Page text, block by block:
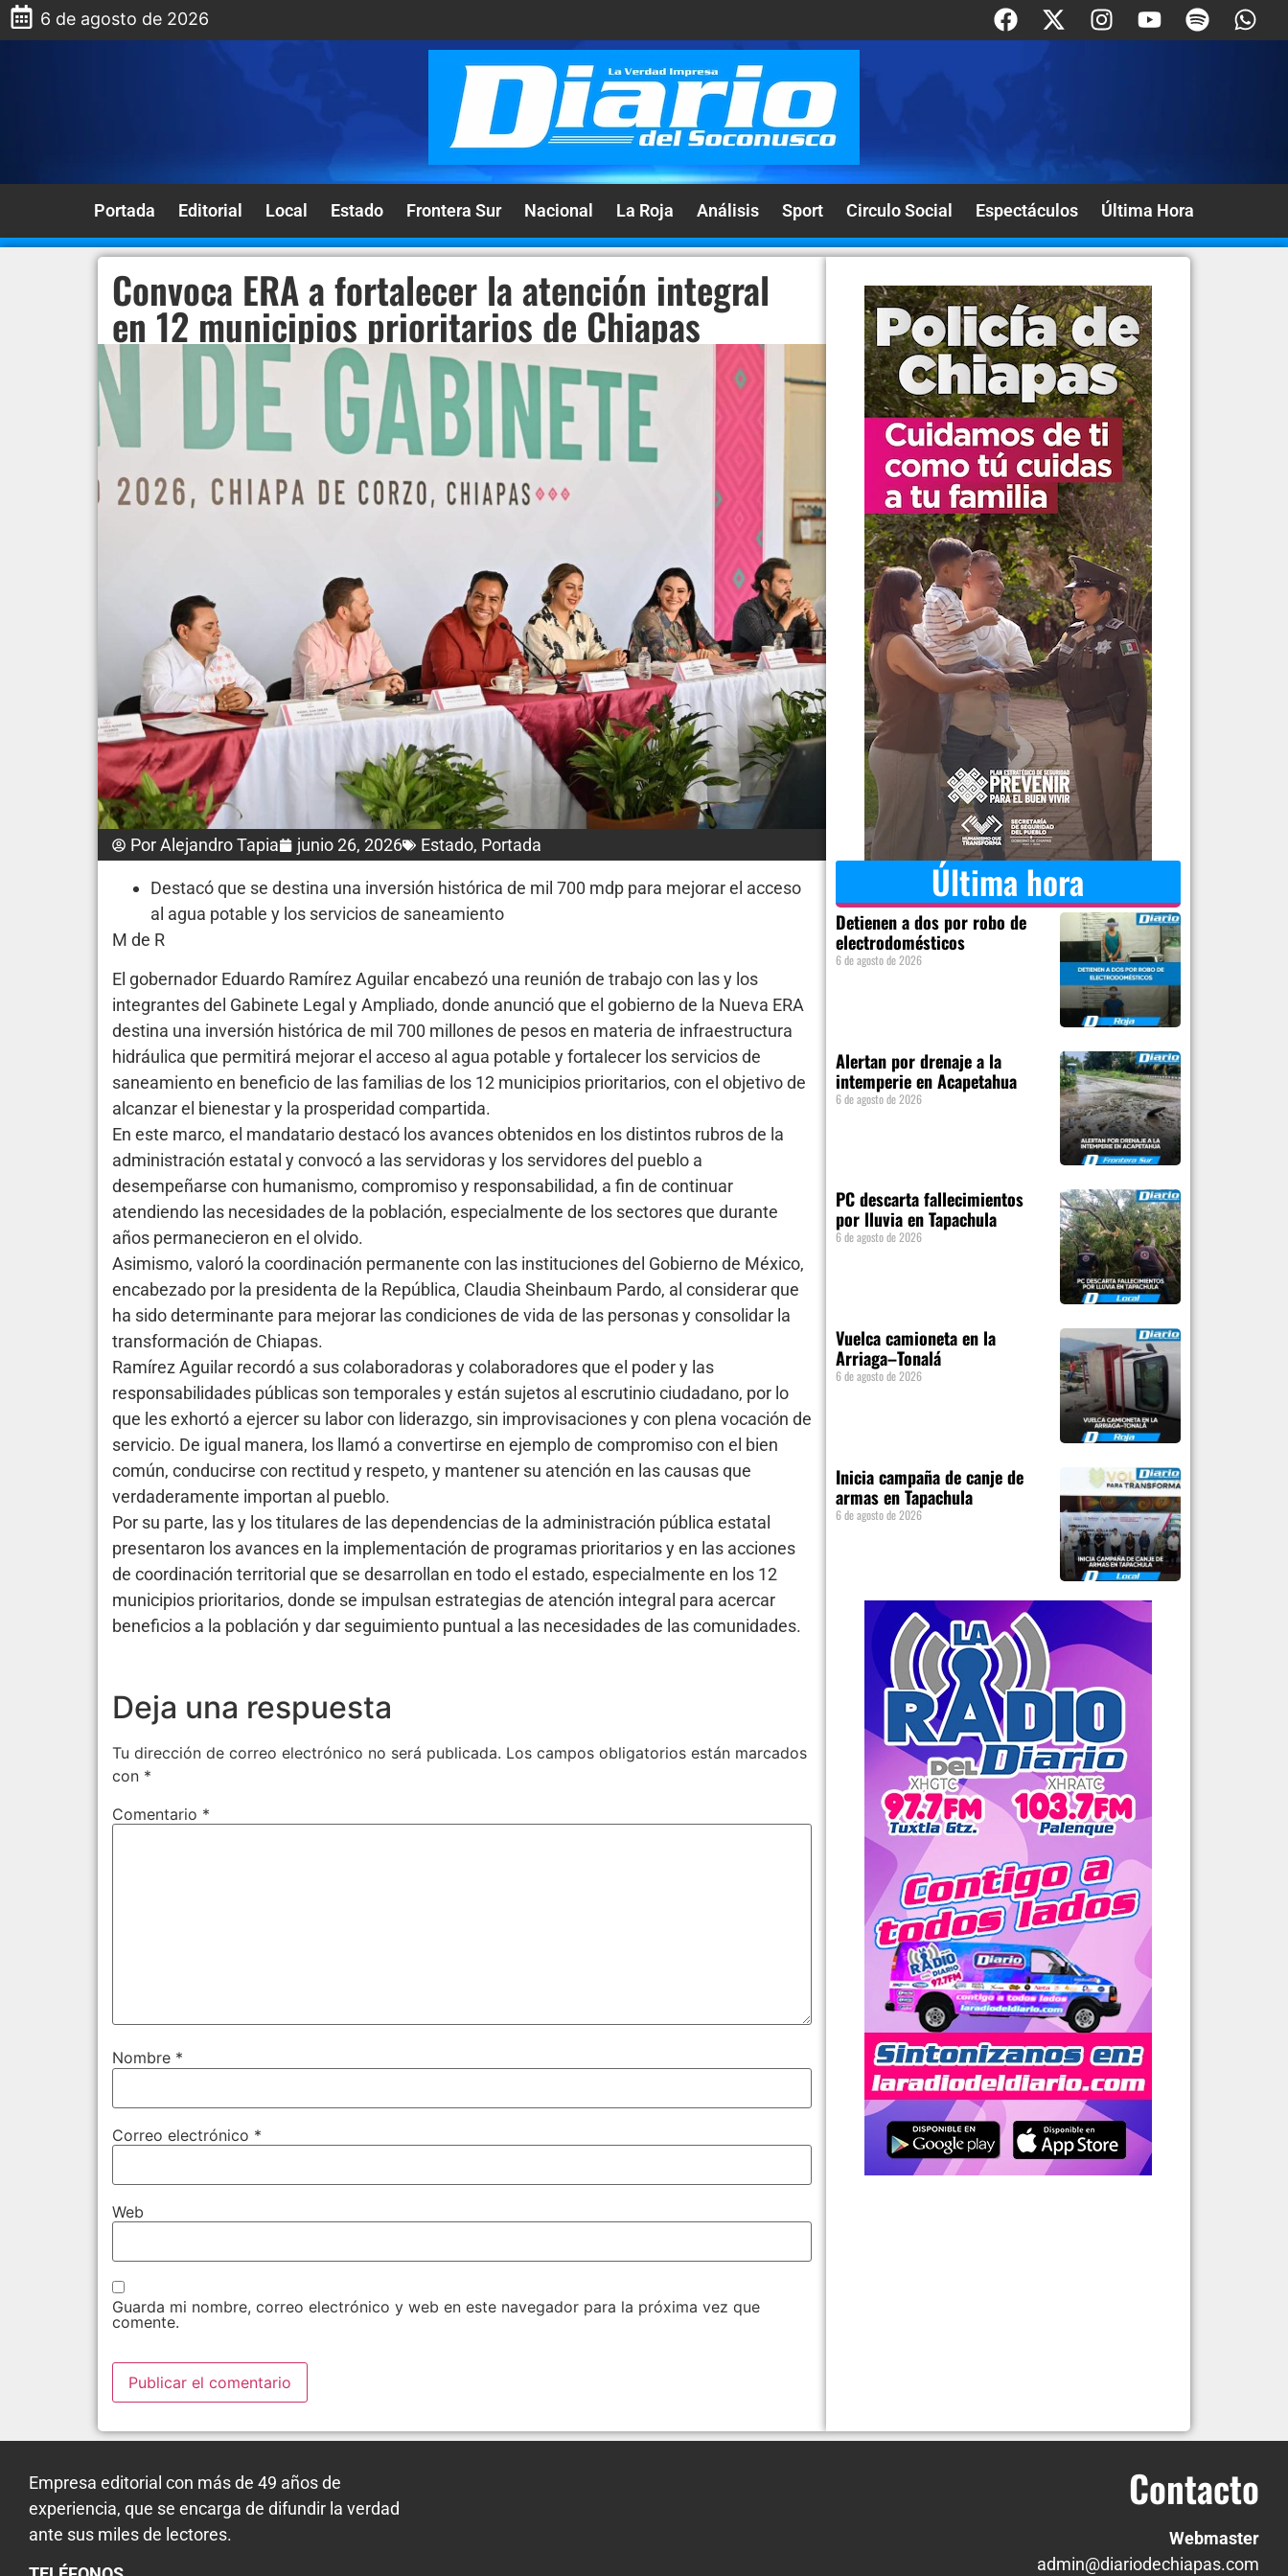
6 de agosto de 2026
Portada Editorial Local Estado Frontera Sur Nacional La Roja Análisis Sport Circulo Social Espectáculos Última Hora
Convoca ERA a fortalecer la atención integral
en 12 municipios prioritarios de Chiapas
PorAlejandro Tapia junio 26, 2026 Estado, Portada
Destacó que se destina una inversión histórica de mil 700 mdp para mejorar el acceso
al agua potable y los servicios de saneamiento
M de R
El gobernador Eduardo Ramírez Aguilar encabezó una reunión de trabajo con las y los
integrantes del Gabinete Legal y Ampliado, donde anunció que el gobierno de la Nueva ERA
destina una inversión histórica de mil 700 millones de pesos en materia de infraestructura
hidráulica que permitirá mejorar el acceso al agua potable y fortalecer los servicios de
saneamiento en beneficio de las familias de los 12 municipios prioritarios, con el objetivo de
alcanzar el bienestar y la prosperidad compartida.
En este marco, el mandatario destacó los avances obtenidos en los distintos rubros de la
administración estatal y convocó a las servidoras y los servidores del pueblo a
desempeñarse con humanismo, compromiso y responsabilidad, a fin de continuar
atendiendo las necesidades de la población, especialmente de los sectores que durante
años permanecieron en el olvido.
Asimismo, valoró la coordinación permanente con las instituciones del Gobierno de México,
encabezado por la presidenta de la República, Claudia Sheinbaum Pardo, al considerar que
ha sido determinante para mejorar las condiciones de vida de las personas y consolidar la
transformación de Chiapas.
Ramírez Aguilar recordó a sus colaboradoras y colaboradores que el poder y las
responsabilidades públicas son temporales y están sujetos al escrutinio ciudadano, por lo
que les exhortó a ejercer su labor con liderazgo, sin improvisaciones y con plena vocación de
servicio. De igual manera, los llamó a convertirse en ejemplo de compromiso con el bien
común, conducirse con rectitud y respeto, y mantener su atención en las causas que
verdaderamente importan al pueblo.
Por su parte, las y los titulares de las dependencias de la administración pública estatal
presentaron los avances en la implementación de programas prioritarios y en las acciones
de coordinación territorial que se desarrollan en todo el estado, especialmente en los 12
municipios prioritarios, donde se impulsan estrategias de atención integral para acercar
beneficios a la población y dar seguimiento puntual a las necesidades de las comunidades.
Deja una respuesta
Tu dirección de correo electrónico no será publicada. Los campos obligatorios están marcados
con *
Comentario *
Nombre *
Correo electrónico *
Web
Guarda mi nombre, correo electrónico y web en este navegador para la próxima vez que
comente.
Última hora
Detienen a dos por robo de
electrodomésticos
6 de agosto de 2026
Alertan por drenaje a la
intemperie en Acapetahua
6 de agosto de 2026
PC descarta fallecimientos
por lluvia en Tapachula
6 de agosto de 2026
Vuelca camioneta en la
Arriaga–Tonalá
6 de agosto de 2026
Inicia campaña de canje de
armas en Tapachula
6 de agosto de 2026
Empresa editorial con más de 49 años de
experiencia, que se encarga de difundir la verdad
ante sus miles de lectores.
Contacto
Webmaster
admin@diariodechiapas.com